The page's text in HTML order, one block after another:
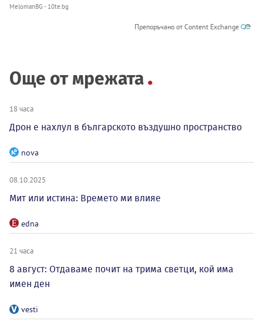
MelomanBG - 10te.bg
Препоръчано от Content Exchange
Още от мрежата
18 часа
Дрон е нахлул в българското въздушно пространство
nova
08.10.2025
Мит или истина: Времето ми влияе
edna
21 часа
8 август: Отдаваме почит на трима светци, кой има
имен ден
vesti